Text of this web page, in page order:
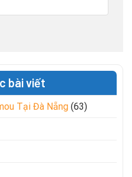
bài viết
Tại Đà Nẵng (63)